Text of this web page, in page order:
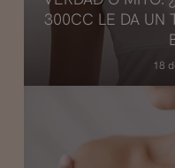
300CC LE DA UN
18